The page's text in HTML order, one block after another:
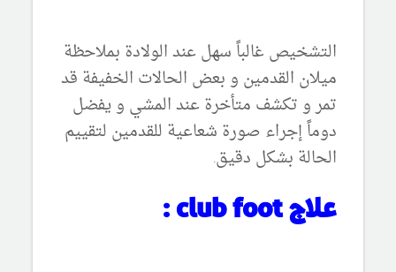
التشخيص غالباً سهل عند الولادة بملاحظة
ميلان القدمين و بعض الحالات الخفيفة قد
تمر و تكشف متأخرة عند المشي و يفضل
دوماً إجراء صورة شعاعية للقدمين لتقييم
الحالة بشكل دقيق.
علاج club foot :